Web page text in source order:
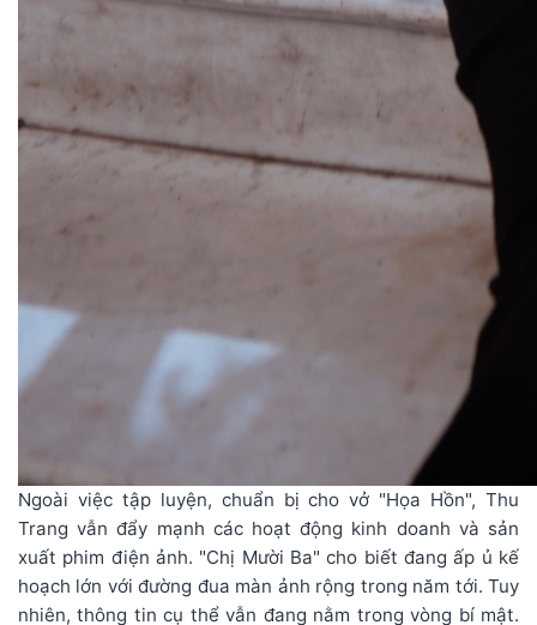
Ngoài việc tập luyện, chuẩn bị cho vở "Họa Hồn", Thu
Trang vẫn đẩy mạnh các hoạt động kinh doanh và sản
xuất phim điện ảnh. "Chị Mười Ba" cho biết đang ấp ủ kế
hoạch lớn với đường đua màn ảnh rộng trong năm tới. Tuy
nhiên, thông tin cụ thể vẫn đang nằm trong vòng bí mật.